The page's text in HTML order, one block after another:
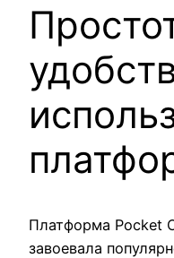
Платформа Pocket
завоевала